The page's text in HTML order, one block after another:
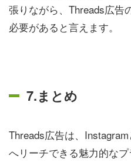
張りながら、Threads広告
必要があると言えます。
7.まとめ
Threads広告は、
へリーチできる魅力的なプ